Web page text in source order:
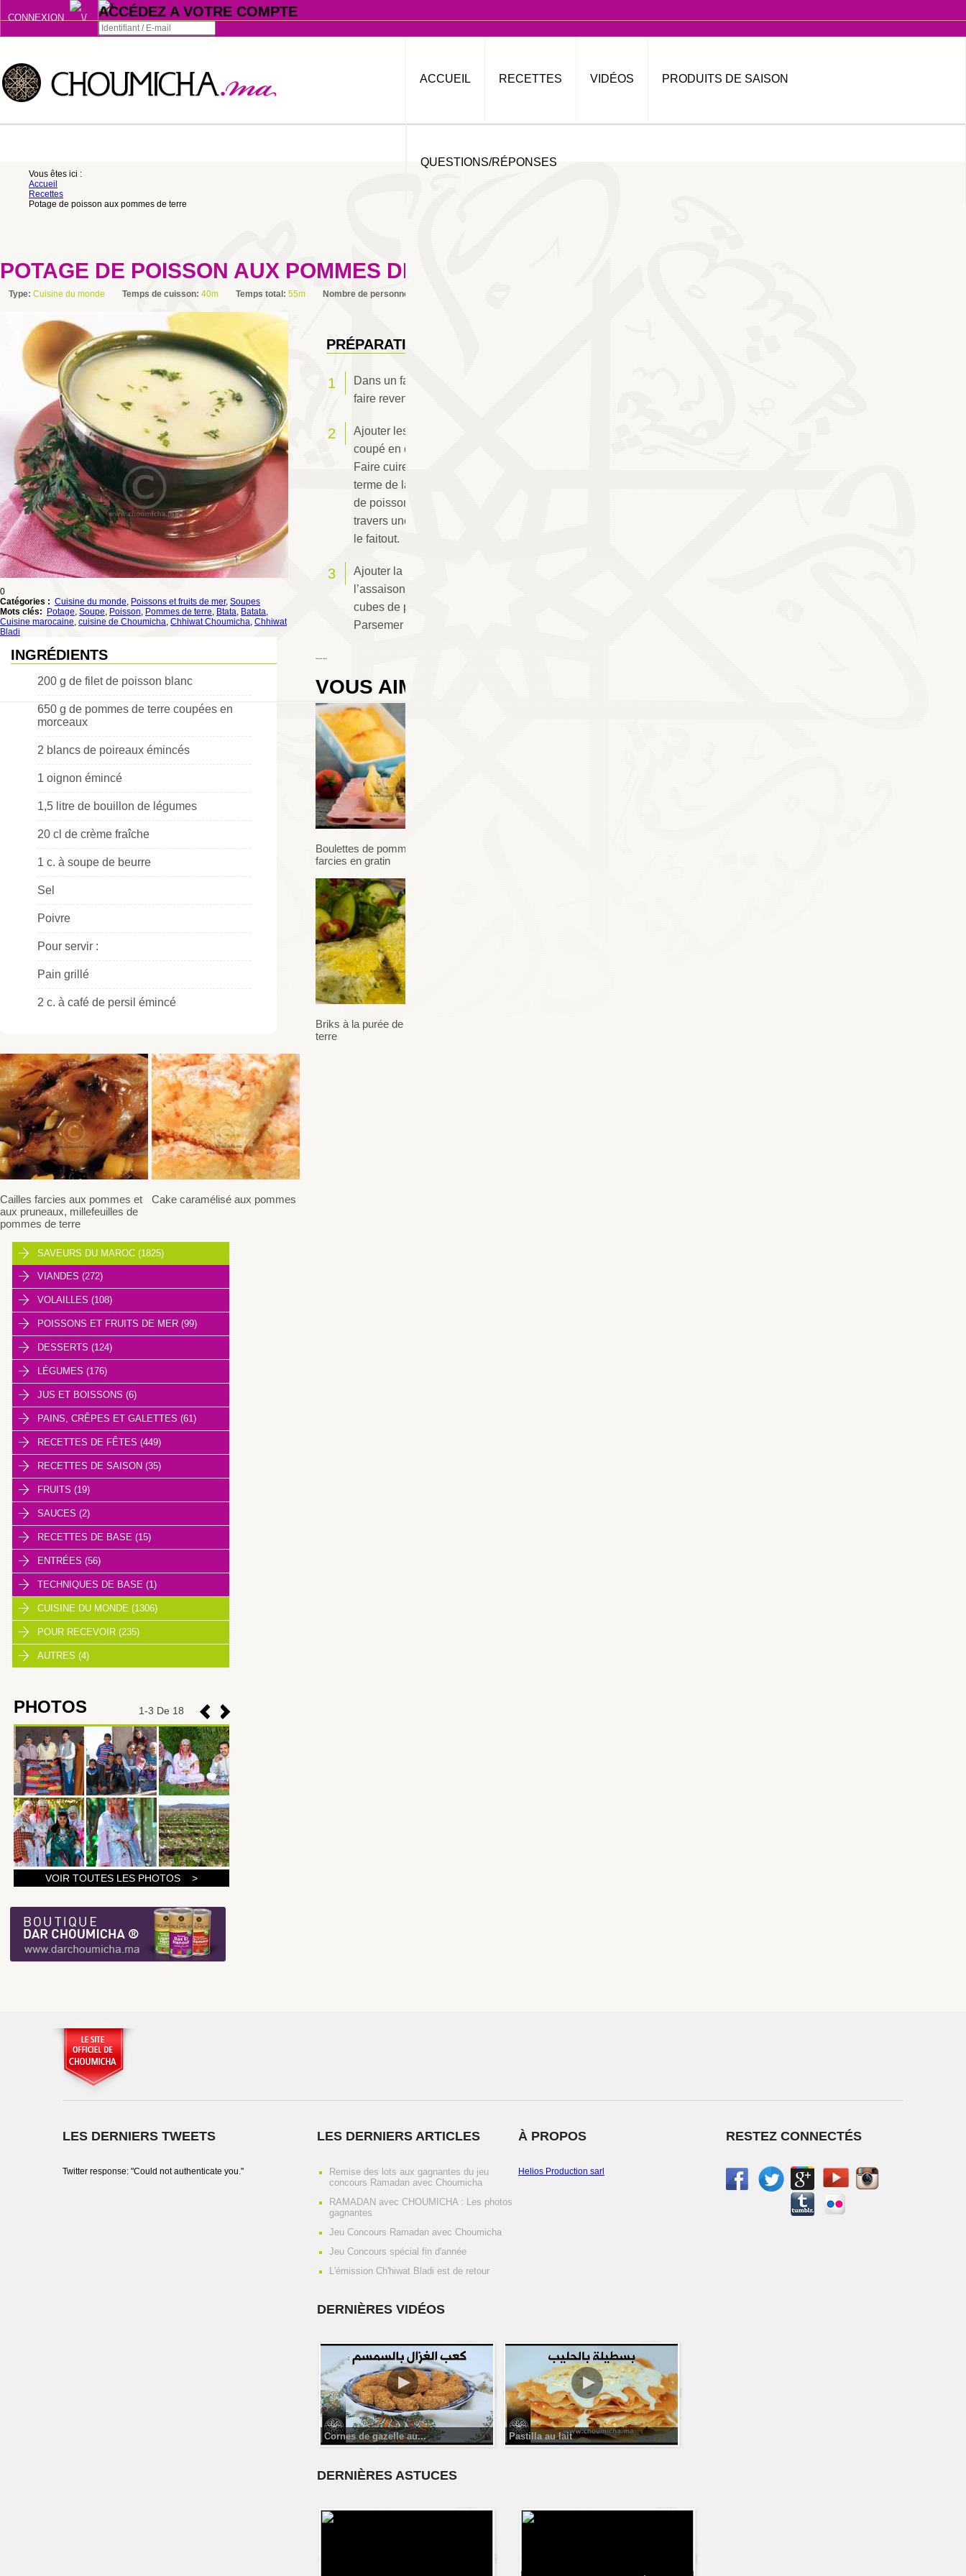
CONNEXION ACCÉDEZ A VOTRE COMPTE
Se souvenir de moi
S'INSCRIRE
ACCUEIL RECETTES VIDÉOS PRODUITS DE SAISON
QUESTIONS/RÉPONSES
Vous êtes ici :
Accueil
Recettes
Potage de poisson aux pommes de terre
POTAGE DE POISSON AUX POMMES DE TERRE
Type: Cuisine du monde Temps de cuisson: 40m Temps total: 55m Nombre de personnes
0
Catégories : Cuisine du monde, Poissons et fruits de mer, Soupes
Mots clés:
Potage, Soupe, Poisson, Pommes de terre, Btata, Batata,
Cuisine marocaine, cuisine de Choumicha, Chhiwat Choumicha, Chhiwat
Bladi
INGRÉDIENTS
200 g de filet de poisson blanc
650 g de pommes de terre coupées en
morceaux
2 blancs de poireaux émincés
1 oignon émincé
1,5 litre de bouillon de légumes
20 cl de crème fraîche
1 c. à soupe de beurre
Sel
Poivre
Pour servir :
Pain grillé
2 c. à café de persil émincé
PRÉPARATION
Dans un faitout, faire fondre le beurre et y
faire revenir le poireau et l’oignon.
Ajouter les pommes de terre et le poisson
coupé en cubes. Mouiller avec le bouillon.
Faire cuire à couvert pendant 30 mn. Au
terme de la cuisson, réserver quelques cubes
de poisson et mixer la préparation. La filtrer à
travers une passoire fine et la remettre dans
le faitout.
Ajouter la crème fraîche et rectifier
l’assaisonnement. Garnir le potage des petits
cubes de poisson réservés et servir aussitôt.
Parsemer de persil émincé.
VOUS AIMEREZ AUSSI
Boulettes de pommes de terre
farcies en gratin
Briks à la purée de pomme de
terre
Cailles farcies aux pommes et
aux pruneaux, millefeuilles de
pommes de terre
Cake caramélisé aux pommes
SAVEURS DU MAROC (1825)
VIANDES (272)
VOLAILLES (108)
POISSONS ET FRUITS DE MER (99)
DESSERTS (124)
LÉGUMES (176)
JUS ET BOISSONS (6)
PAINS, CRÊPES ET GALETTES (61)
RECETTES DE FÊTES (449)
RECETTES DE SAISON (35)
FRUITS (19)
SAUCES (2)
RECETTES DE BASE (15)
ENTRÉES (56)
TECHNIQUES DE BASE (1)
CUISINE DU MONDE (1306)
POUR RECEVOIR (235)
AUTRES (4)
1-3 De 18
PHOTOS
1
2
VOIR TOUTES LES PHOTOS >
LES DERNIERS TWEETS
Twitter response: "Could not authenticate you."
LES DERNIERS ARTICLES
Remise des lots aux gagnantes du jeu
concours Ramadan avec Choumicha
RAMADAN avec CHOUMICHA : Les photos
gagnantes
Jeu Concours Ramadan avec Choumicha
Jeu Concours spécial fin d'année
L'émission Ch'hiwat Bladi est de retour
À PROPOS
Helios Production sarl
DERNIÈRES VIDÉOS
Cornes de gazelle au... Pastilla au lait
DERNIÈRES ASTUCES
RESTEZ CONNECTÉS